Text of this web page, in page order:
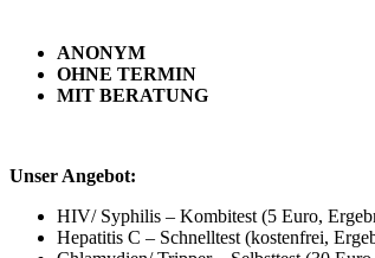
ANONYM
OHNE TERMIN
MIT BERATUNG
Unser Angebot:
HIV/ Syphilis – Kombitest (5 Euro,
Hepatitis C – Schnelltest (kostenfrei,